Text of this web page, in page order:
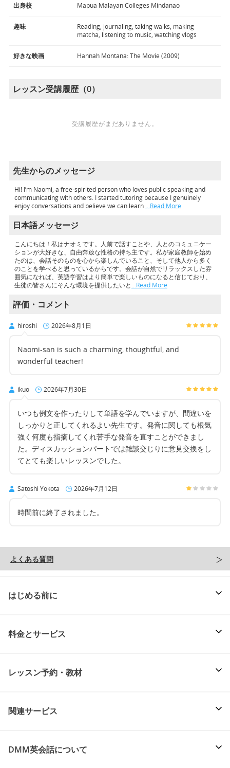
出身校 Mapua Malayan Colleges Mindanao
趣味
Reading, journaling, taking walks, making
matcha, listening to music, watching vlogs
好きな映画 Hannah Montana: The Movie (2009)
レッスン受講履歴（0）
受講履歴がまだありません。
先生からのメッセージ
Hi! I’m Naomi, a free-spirited person who loves public speaking and
communicating with others. I started tutoring because I genuinely
enjoy conversations and believe we can learn …Read More
日本語メッセージ
こんにちは！私はナオミです。人前で話すことや、人とのコミュニケー
ションが大好きな、自由奔放な性格の持ち主です。私が家庭教師を始め
たのは、会話そのものを心から楽しんでいること、そして他人から多く
のことを学べると思っているからです。会話が自然でリラックスした雰
囲気になれば、英語学習はより簡単で楽しいものになると信じており、
生徒の皆さんにそんな環境を提供したいと …Read More
評価・コメント
hiroshi 2026年8月1日
Naomi-san is such a charming, thoughtful, and
wonderful teacher!
ikuo 2026年7月30日
いつも例文を作ったりして単語を学んでいますが、間違いを
しっかりと正してくれるよい先生です。発音に関しても根気
強く何度も指摘してくれ苦手な発音を直すことができまし
た。ディスカッションパートでは雑談交じりに意見交換をし
てとても楽しいレッスンでした。
Satoshi Yokota 2026年7月12日
時間前に終了されました。
よくある質問
はじめる前に
料金とサービス
レッスン予約・教材
関連サービス
DMM英会話について